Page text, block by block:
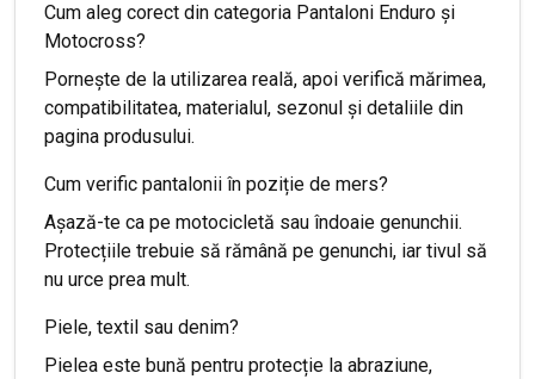
Cum aleg corect din categoria Pantaloni Enduro și
Motocross?
Pornește de la utilizarea reală, apoi verifică mărimea,
compatibilitatea, materialul, sezonul și detaliile din
pagina produsului.
Cum verific pantalonii în poziție de mers?
Așază-te ca pe motocicletă sau îndoaie genunchii.
Protecțiile trebuie să rămână pe genunchi, iar tivul să
nu urce prea mult.
Piele, textil sau denim?
Pielea este bună pentru protecție la abraziune,